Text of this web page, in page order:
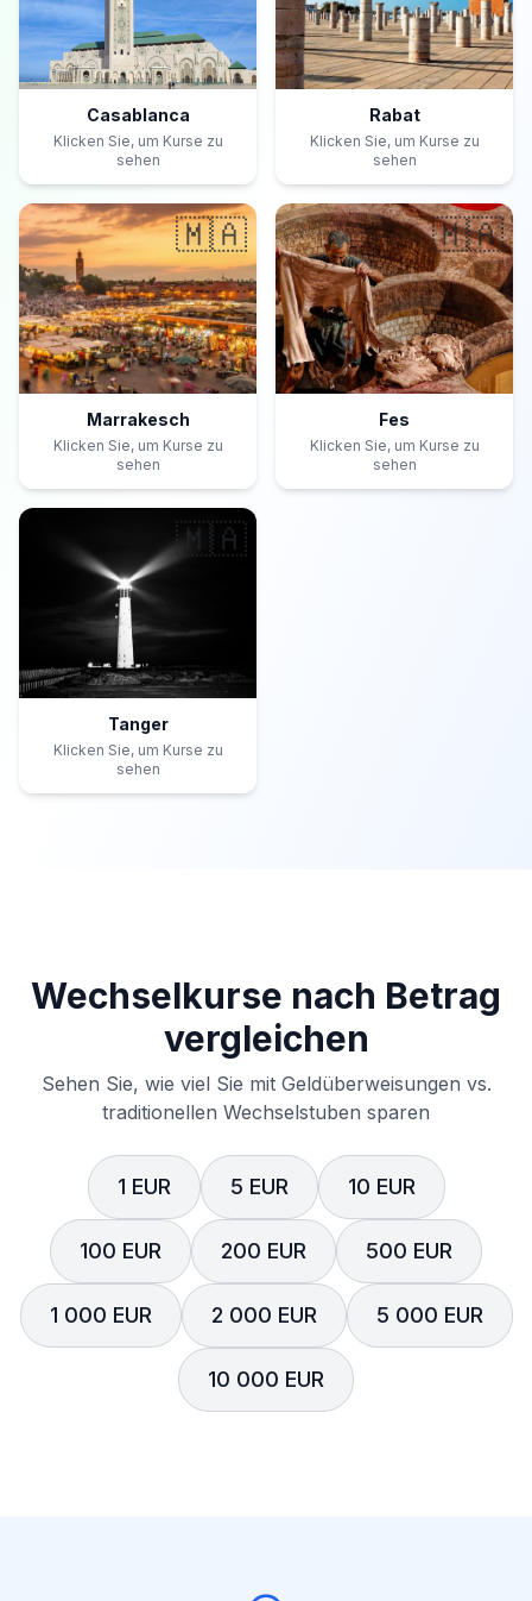
Casablanca
Klicken Sie, um Kurse zu
sehen
Rabat
Klicken Sie, um Kurse zu
sehen
🇲🇦
Marrakesch
Klicken Sie, um Kurse zu
sehen
🇲🇦
Fes
Klicken Sie, um Kurse zu
sehen
🇲🇦
Tanger
Klicken Sie, um Kurse zu
sehen
Wechselkurse nach Betrag
vergleichen
Sehen Sie, wie viel Sie mit Geldüberweisungen vs.
traditionellen Wechselstuben sparen
1 EUR 5 EUR 10 EUR
100 EUR 200 EUR 500 EUR
1 000 EUR 2 000 EUR 5 000 EUR
10 000 EUR